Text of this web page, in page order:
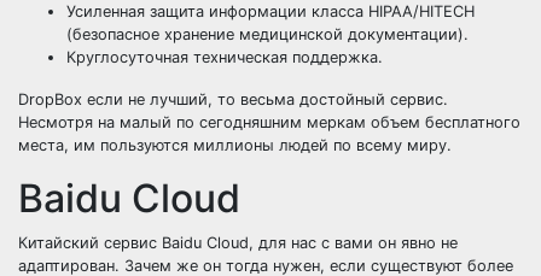
Усиленная защита информации класса HIPAA/HITECH
(безопасное хранение медицинской документации).
Круглосуточная техническая поддержка.
DropBox если не лучший, то весьма достойный сервис.
Несмотря на малый по сегодняшним меркам объем бесплатного
места, им пользуются миллионы людей по всему миру.
Baidu Cloud
Китайский сервис Baidu Cloud, для нас с вами он явно не
адаптирован. Зачем же он тогда нужен, если существуют более